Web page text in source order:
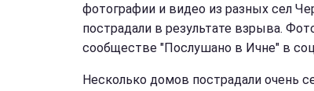
фотографии и видео из разных сел
пострадали в результате взрыва.
сообществе "Послушано в Ичне" в
Несколько домов пострадали очень